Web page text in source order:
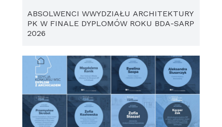
ABSOLWENCI WWYDZIAŁU ARCHITEKTURY
PK W FINALE DYPLOMÓW ROKU BDA-SARP
2026